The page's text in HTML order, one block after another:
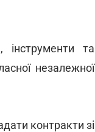
інструменти та
незалежної
контракти зі